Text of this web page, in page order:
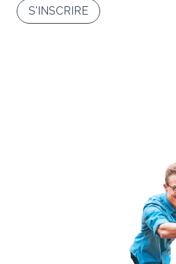
S'INSCRIRE